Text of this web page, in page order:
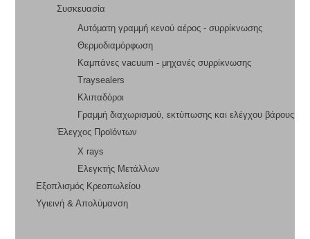
Συσκευασία
Αυτόματη γραμμή κενού αέρος - συρρίκνωσης
Θερμοδιαμόρφωση
Καμπάνες vacuum - μηχανές συρρίκνωσης
Traysealers
Κλιπαδόροι
Γραμμή διαχωρισμού, εκτύπωσης και ελέγχου βάρους
Έλεγχος Προϊόντων
X rays
Ελεγκτής Μετάλλων
Εξοπλισμός Κρεοπωλείου
Υγιεινή & Απολύμανση